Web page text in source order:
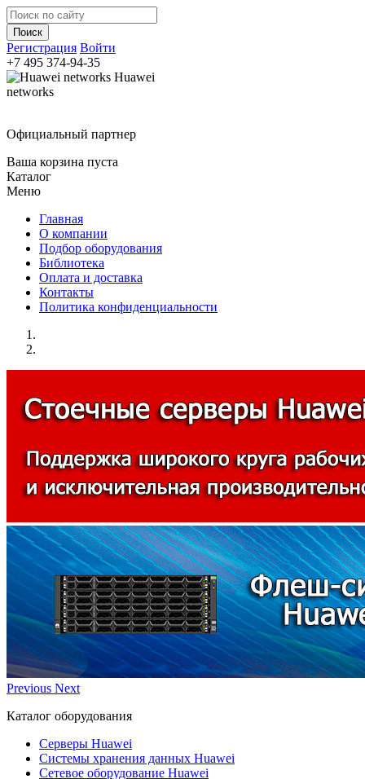
Регистрация Войти
+7 495 374-94-35
Huawei
networks
Официальный партнер
Ваша корзина пуста
Каталог
Меню
Главная
О компании
Подбор оборудования
Библиотека
Оплата и доставка
Контакты
Политика конфиденциальности
Previous Next
Каталог оборудования
Серверы Huawei
Системы хранения данных Huawei
Сетевое оборудование Huawei